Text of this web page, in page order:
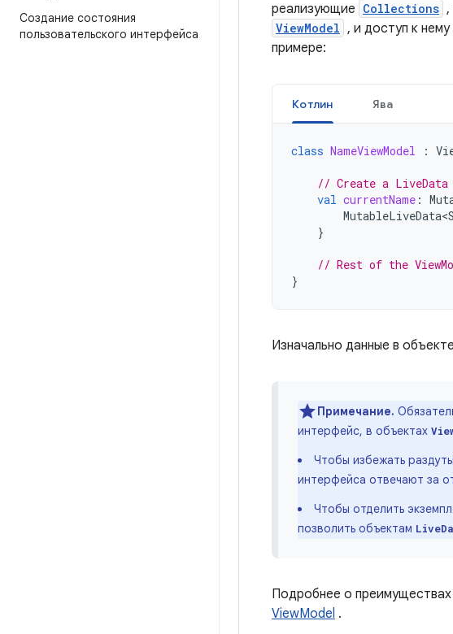
Создание состояния
пользовательского интерфейса
реализующие Collections ,
ViewModel , и доступ к
примере:
Котлин Ява
class NameViewModel :
// Create a
val currentName :
}
// Rest of the
}
Изначально данные в объекте
Примечание.
интерфейс, в объектах
Чтобы избежать
интерфейса отвечают за
Чтобы отделить
позволить объектам
Подробнее о преимуществах
ViewModel .